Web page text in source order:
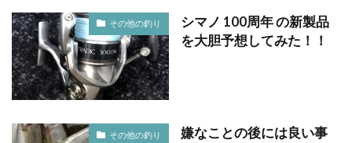
その他の釣り
シマノ 100周年 の新製品
を大胆予想してみた！！
その他の釣り
嫌なことの後には良い事